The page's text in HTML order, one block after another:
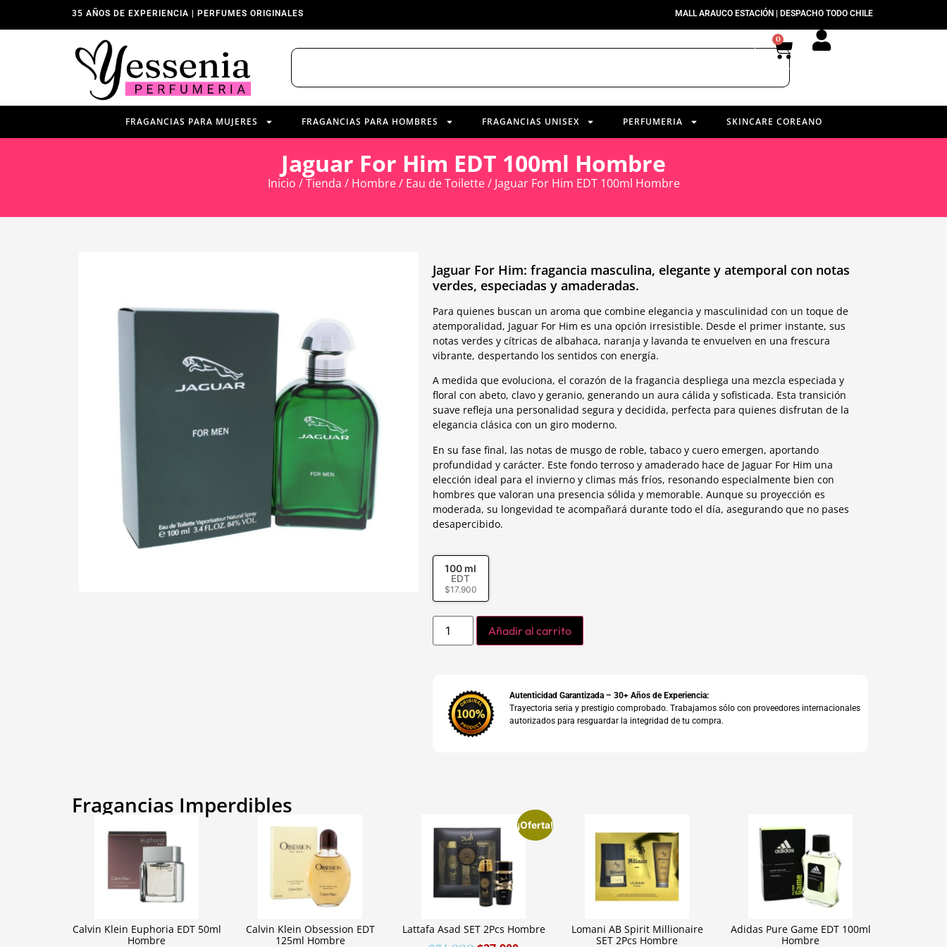
35 AÑOS DE EXPERIENCIA | PERFUMES ORIGINALES MALL ARAUCO ESTACIÓN | DESPACHO TODO CHILE
0
FRAGANCIAS PARA MUJERES FRAGANCIAS PARA HOMBRES FRAGANCIAS UNISEX PERFUMERIA SKINCARE COREANO
Jaguar For Him EDT 100ml Hombre
Inicio /Tienda / Hombre/ Eau de Toilette/ Jaguar For Him EDT 100ml Hombre
Jaguar For Him: fragancia masculina, elegante y atemporal con notas
verdes, especiadas y amaderadas.
Para quienes buscan un aroma que combine elegancia y masculinidad con un toque de
atemporalidad, Jaguar For Him es una opción irresistible. Desde el primer instante, sus
notas verdes y cítricas de albahaca, naranja y lavanda te envuelven en una frescura
vibrante, despertando los sentidos con energía.
A medida que evoluciona, el corazón de la fragancia despliega una mezcla especiada y
floral con abeto, clavo y geranio, generando un aura cálida y sofisticada. Esta transición
suave refleja una personalidad segura y decidida, perfecta para quienes disfrutan de la
elegancia clásica con un giro moderno.
En su fase final, las notas de musgo de roble, tabaco y cuero emergen, aportando
profundidad y carácter. Este fondo terroso y amaderado hace de Jaguar For Him una
elección ideal para el invierno y climas más fríos, resonando especialmente bien con
hombres que valoran una presencia sólida y memorable. Aunque su proyección es
moderada, su longevidad te acompañará durante todo el día, asegurando que no pases
desapercibido.
100 ml
EDT
$17.900
Añadir al carrito
Autenticidad Garantizada – 30+ Años de Experiencia:
Trayectoria seria y prestigio comprobado. Trabajamos sólo con proveedores internacionales
autorizados para resguardar la integridad de tu compra.
Fragancias Imperdibles
Calvin Klein Euphoria EDT 50ml
Hombre
Calvin Klein Obsession EDT
125ml Hombre
¡Oferta!
Lattafa Asad SET 2Pcs Hombre
Lomani AB Spirit Millionaire
SET 2Pcs Hombre
Adidas Pure Game EDT 100ml
Hombre